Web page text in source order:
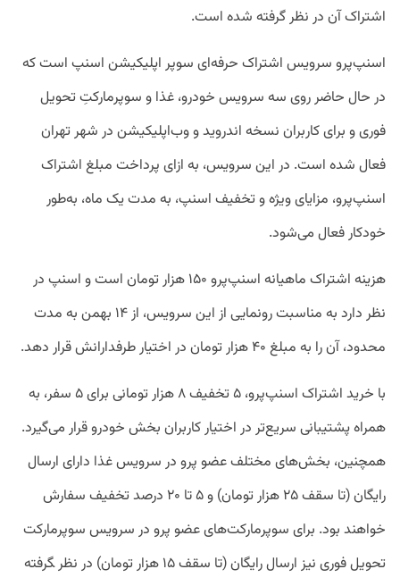
اشتراک آن در نظر گرفته شده است.
اسنپ‌پرو سرویس اشتراک حرفه‌ای سوپر اپلیکیشن اسنپ است که
در حال حاضر روی سه سرویس خودرو، غذا و سوپرمارکتِ تحویل
فوری و برای کاربران نسخه اندروید و وب‌اپلیکیشن در شهر تهران
فعال شده است. در این سرویس، به ازای پرداخت مبلغ اشتراک
اسنپ‌پرو، مزایای ویژه و تخفیف‌ اسنپ، به مدت یک ماه، به‌طور
خودکار فعال می‌شود.
هزینه اشتراک ماهیانه اسنپ‌پرو ۱۵۰ هزار تومان است و اسنپ در
نظر دارد به مناسبت رونمایی از این سرویس، از ۱۴ بهمن به مدت
محدود، آن را به مبلغ ۴۰ هزار تومان در اختیار طرفدارانش قرار دهد.
با خرید اشتراک اسنپ‌پرو، ۵ تخفیف ۸ هزار تومانی برای ۵ سفر، به
همراه پشتیبانی سریع‌تر در اختیار کاربران بخش خودرو قرار می‌گیرد.
همچنین، بخش‌های مختلف عضو پرو در سرویس غذا دارای ارسال
رایگان (تا سقف ۲۵ هزار تومان) و ۵ تا ۲۰ درصد تخفیف سفارش
خواهند بود. برای سوپرمارکت‌های عضو پرو در سرویس سوپرمارکت
تحویل فوری نیز ارسال رایگان (تا سقف ۱۵ هزار تومان) در نظر ‍گرفته